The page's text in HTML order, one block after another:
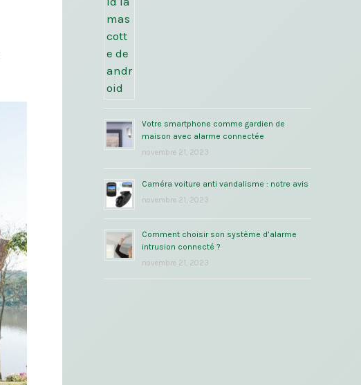
Votre smartphone comme gardien de
maison avec alarme connectée
novembre 21, 2023
Caméra voiture anti vandalisme : notre avis
novembre 21, 2023
Comment choisir son système d’alarme
intrusion connecté ?
novembre 21, 2023